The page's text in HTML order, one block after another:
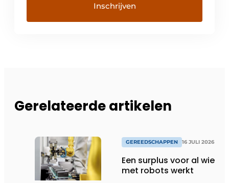
Gerelateerde artikelen
GEREEDSCHAPPEN 16 JULI 2026
Een surplus voor al wie
met robots werkt